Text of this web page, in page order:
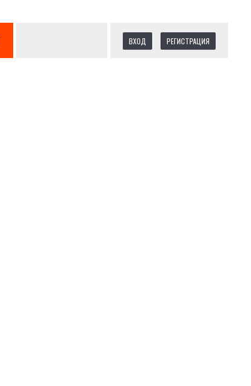
ВХОД РЕГИСТРАЦИЯ